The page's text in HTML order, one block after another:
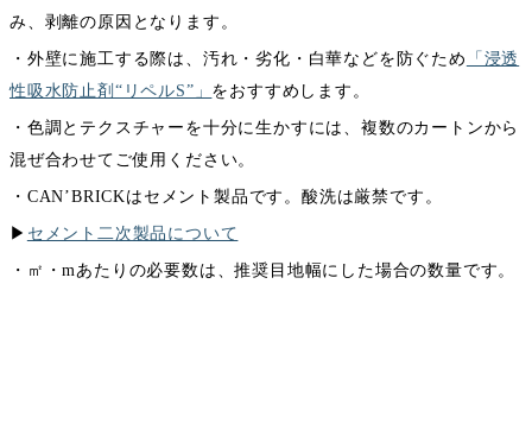
み、剥離の原因となります。
・外壁に施工する際は、汚れ・劣化・白華などを防ぐため
「浸透
性吸水防止剤“リペルS”」 をおすすめします。
・色調とテクスチャーを十分に生かすには、複数のカートンから
混ぜ合わせてご使用ください。
・CAN’BRICKはセメント製品です。酸洗は厳禁です。
▶︎ セメント二次製品について
・㎡・mあたりの必要数は、推奨目地幅にした場合の数量です。